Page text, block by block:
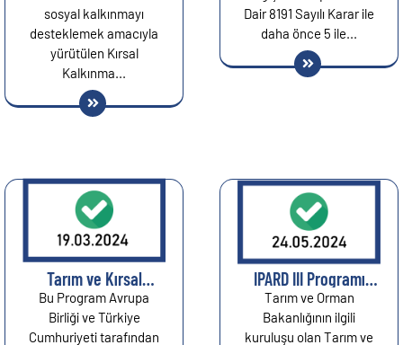
sosyal kalkınmayı
desteklemek amacıyla
yürütülen Kırsal
Kalkınma...
Dair 8191 Sayılı Karar ile
daha önce 5 ile...
Tarım ve Kırsal
Kalkınmayı
Destekleme Kurumu
(TKDK), IPARD
Bu Program Avrupa
Birliği ve Türkiye
Cumhuriyeti tarafından
IPARD III Programı
2024 Yılı Çağrı
Takvimi Yayımlandı...
Tarım ve Orman
Bakanlığının ilgili
kuruluşu olan Tarım ve